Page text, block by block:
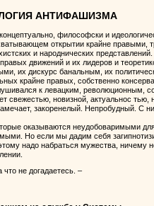
АНТИФАШИЗМА
философски и
открытии крайне правыми,
и народнических
движений и их лидеров и
их дискурс банальным, их
крайне правых, собственно
к левацким, революционным,
свежестью, новизной, актуальнос
закоренелый. Непробудный. С
оказываются неудобоваримыми
Но если мы дадим себя
надо набраться мужества, ничему
не догадаетесь. –